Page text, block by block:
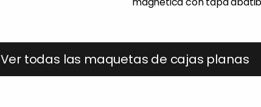
Ver todas las maquetas de cajas planas